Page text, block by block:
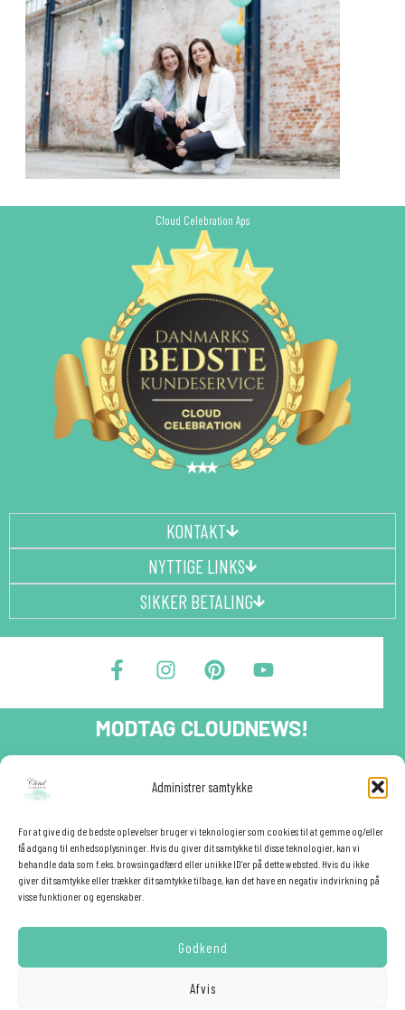
Administrer samtykke
For at give dig de bedste oplevelser bruger vi teknologier som cookies til at gemme og/eller
få adgang til enhedsoplysninger. Hvis du giver dit samtykke til disse teknologier, kan vi
behandle data som f.eks. browsingadfærd eller unikke ID'er på dette websted. Hvis du ikke
giver dit samtykke eller trækker dit samtykke tilbage, kan det have en negativ indvirkning på
visse funktioner og egenskaber.
Godkend
Afvis
Cloud Celebration Aps
KONTAKT
NYTTIGE LINKS
SIKKER BETALING
F
a
c
e
b
o
f
I
n
s
t
a
g
a
P
i
n
t
e
r
s
Y
o
t
u
b
MODTAG CLOUDNEWS!
festinspiration direkte i din indbakke.🎉
Fornavn
E-mail